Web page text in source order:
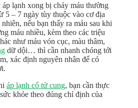
lạnh xong bị chảy máu thường
5 – 7 ngày tùy thuộc vào cơ địa
nếu bạn thấy ra máu sau khi
máu nhiều, kèm theo các triệu
như máu vón cục, màu thâm,
dữ dội… thì cần nhanh chóng tới
xác định nguyên nhân để có
áp lạnh cổ tử cung, bạn cần thực
khỏe theo đúng chỉ định của